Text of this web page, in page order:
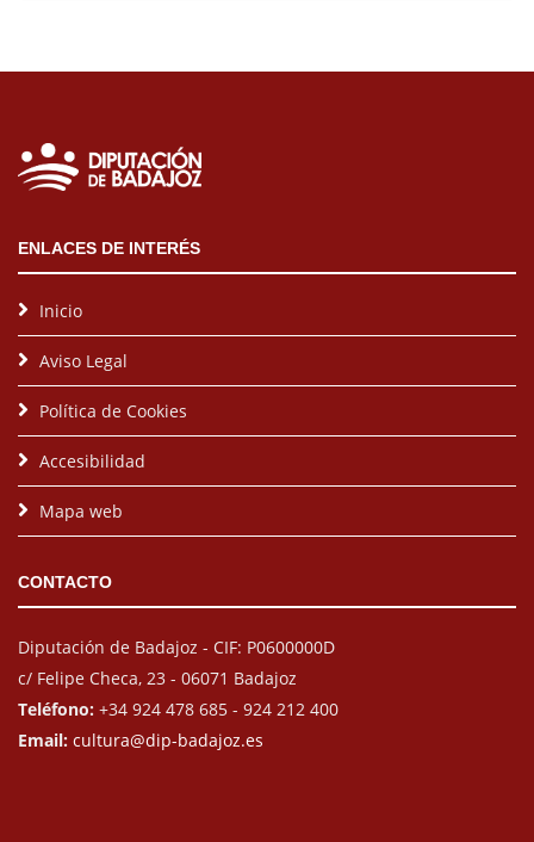
ENLACES DE INTERÉS
Inicio
Aviso Legal
Política de Cookies
Accesibilidad
Mapa web
CONTACTO
Diputación de Badajoz - CIF: P0600000D
c/ Felipe Checa, 23 - 06071 Badajoz
Teléfono: +34 924 478 685 - 924 212 400
Email: cultura@dip-badajoz.es